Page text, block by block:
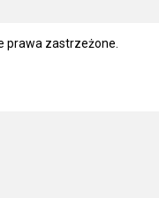
prawa zastrzeżone.